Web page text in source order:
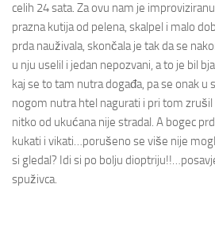
celih 24 sata. Za ovu nam je
prazna kutija od pelena, skalpel i malo
prda nauživala, skončala je tak da se
u nju uselil i jedan nepozvani, a to je bil
kaj se to tam nutra događa, pa se onak u
nogom nutra htel nagurati i pri tom
nitko od ukućana nije stradal. A bogec
kukati i vikati…porušeno se više nije
si gledal? Idi si po bolju
spuživca.